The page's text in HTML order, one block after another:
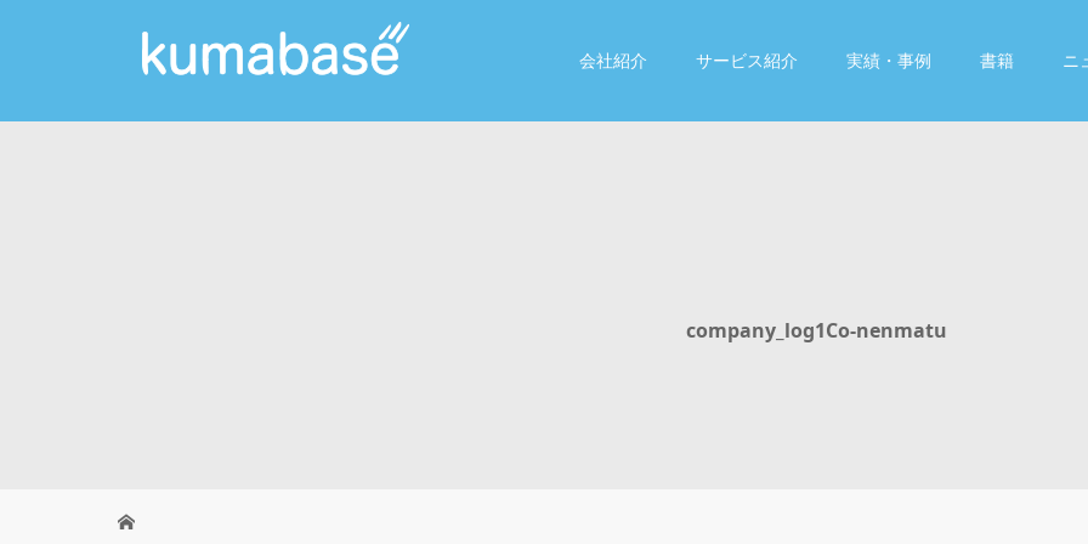
会社紹介 サービス紹介 実績・事例 書籍 ニ
company_log1Co-nenmatu